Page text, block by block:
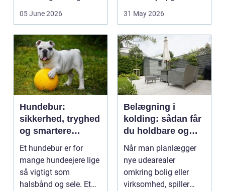
behandlinger foregår i
05 June 2026
opstår fra dag til...
31 May 2026
Hundebur:
sikkerhed, tryghed
og smartere
hverdag med hund
Et hundebur er for
mange hundeejere lige
så vigtigt som
halsbånd og sele. Et
Belægning i
kolding: sådan får
du holdbare og
flotte udearealer
Når man planlægger
nye udearealer
omkring bolig eller
virksomhed, spiller